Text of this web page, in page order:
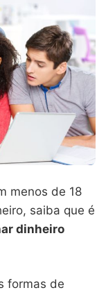
menos de 18
saiba que é
dinheiro
formas de